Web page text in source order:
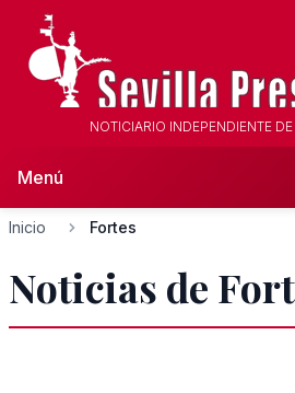
NOTICIARIO INDEPENDIENTE
Menú
Inicio Fortes
Noticias de